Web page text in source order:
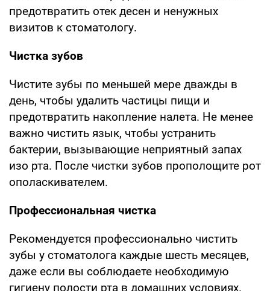
предотвратить отек десен и ненужных
визитов к стоматологу.
Чистка зубов
Чистите зубы по меньшей мере дважды в
день, чтобы удалить частицы пищи и
предотвратить накопление налета. Не менее
важно чистить язык, чтобы устранить
бактерии, вызывающие неприятный запах
изо рта. После чистки зубов прополощите рот
ополаскивателем.
Профессиональная чистка
Рекомендуется профессионально чистить
зубы у стоматолога каждые шесть месяцев,
даже если вы соблюдаете необходимую
гигиену полости рта в домашних условиях.